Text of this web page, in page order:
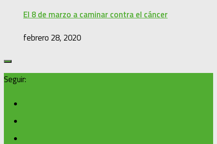
El 8 de marzo a caminar contra el cáncer
febrero 28, 2020
Seguir: